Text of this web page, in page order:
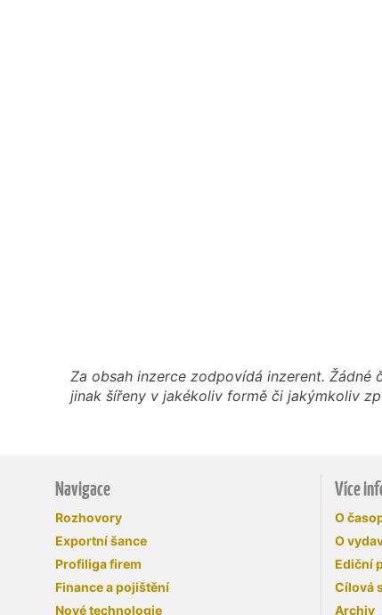
Za obsah inzerce zodpovídá inzerent.
jinak šířeny v jakékoliv formě či jakýmkoliv
Navigace
Rozhovory
Exportní šance
Profiliga firem
Finance a pojištění
Nové technologie
Více
O
O
Ediční
Cílová
Archiv